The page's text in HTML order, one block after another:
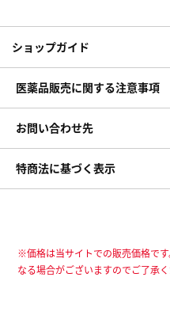
ショップガイド
医薬品販売に関する注意事項
お問い合わせ先
特商法に基づく表示
※価格は当サイトでの販売価格で
なる場合がございますのでご了承く